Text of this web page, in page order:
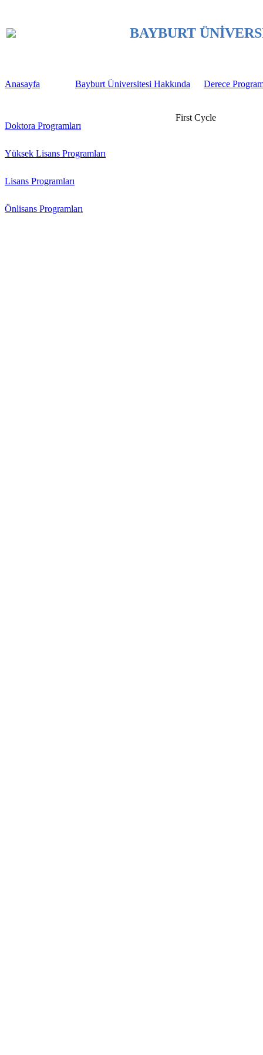
BAYBURT
Anasayfa Bayburt Üniversitesi Hakkında Derece
Doktora Programları
Yüksek Lisans Programları
Lisans Programları
Önlisans Programları
First Cycle